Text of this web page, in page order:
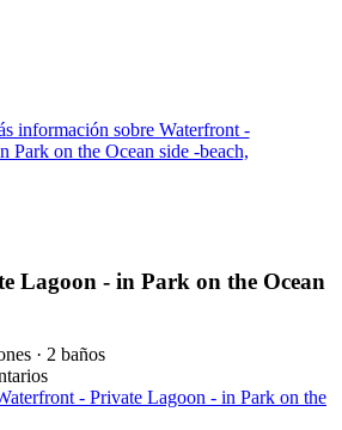
información sobre Waterfront -
Park on the Ocean side -beach,
Lagoon - in Park on the Ocean
· 2 baños
- Private Lagoon - in Park on the